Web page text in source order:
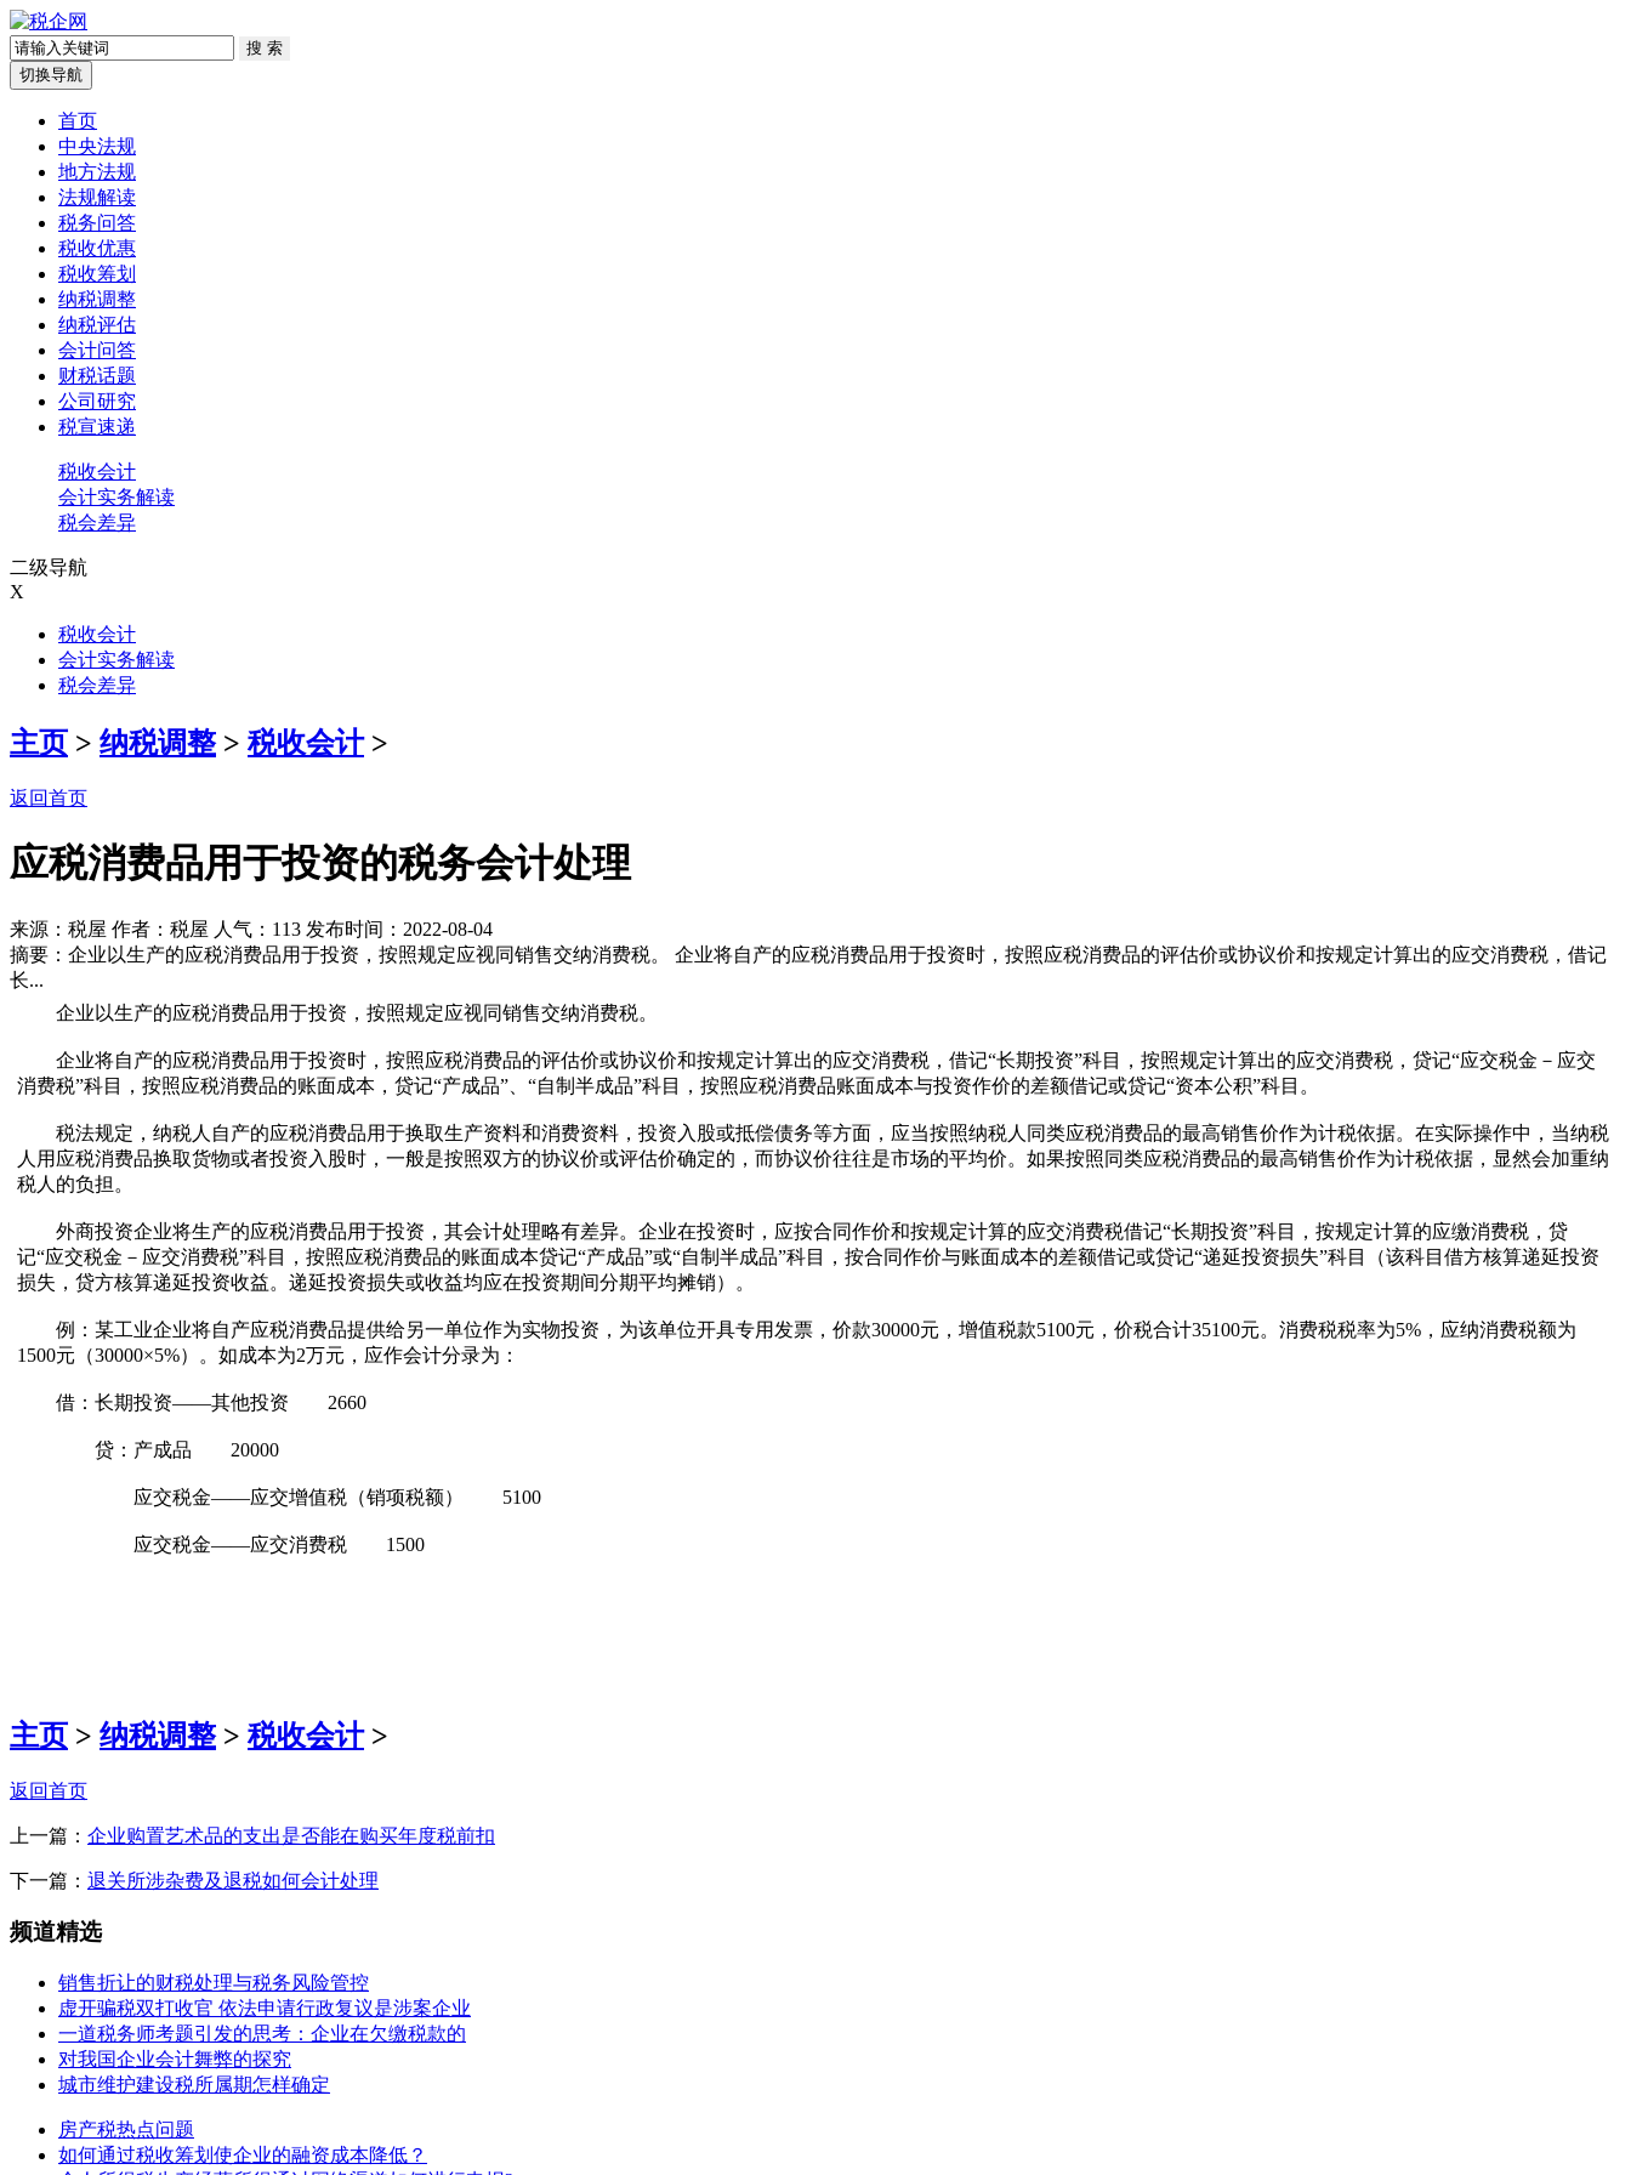
切换导航
首页
中央法规
地方法规
法规解读
税务问答
税收优惠
税收筹划
纳税调整
纳税评估
会计问答
财税话题
公司研究
税宣速递
税收会计
会计实务解读
税会差异
二级导航
X
税收会计
会计实务解读
税会差异
主页 > 纳税调整> 税收会计>
返回首页
应税消费品用于投资的税务会计处理
来源：税屋 作者：税屋 人气： 113 发布时间：2022-08-04
摘要：企业以生产的应税消费品用于投资，按照规定应视同销售交纳消费税。 企业将自产的应税消费品用于投资时，按照应税消费品的评估价或协议价和按规定计算出的应交消费税，借记
长...
企业以生产的应税消费品用于投资，按照规定应视同销售交纳消费税。
企业将自产的应税消费品用于投资时，按照应税消费品的评估价或协议价和按规定计算出的应交消费税，借记“长期投资”科目，按照规定计算出的应交消费税，贷记“应交税金－应交
消费税”科目，按照应税消费品的账面成本，贷记“产成品”、“自制半成品”科目，按照应税消费品账面成本与投资作价的差额借记或贷记“资本公积”科目。
税法规定，纳税人自产的应税消费品用于换取生产资料和消费资料，投资入股或抵偿债务等方面，应当按照纳税人同类应税消费品的最高销售价作为计税依据。在实际操作中，当纳税
人用应税消费品换取货物或者投资入股时，一般是按照双方的协议价或评估价确定的，而协议价往往是市场的平均价。如果按照同类应税消费品的最高销售价作为计税依据，显然会加重纳
税人的负担。
外商投资企业将生产的应税消费品用于投资，其会计处理略有差异。企业在投资时，应按合同作价和按规定计算的应交消费税借记“长期投资”科目，按规定计算的应缴消费税，贷
记“应交税金－应交消费税”科目，按照应税消费品的账面成本贷记“产成品”或“自制半成品”科目，按合同作价与账面成本的差额借记或贷记“递延投资损失”科目（该科目借方核算递延投资
损失，贷方核算递延投资收益。递延投资损失或收益均应在投资期间分期平均摊销）。
例：某工业企业将自产应税消费品提供给另一单位作为实物投资，为该单位开具专用发票，价款30000元，增值税款5100元，价税合计35100元。消费税税率为5%，应纳消费税额为
1500元（30000×5%）。如成本为2万元，应作会计分录为：
借：长期投资——其他投资 2660
贷：产成品 20000
应交税金——应交增值税（销项税额） 5100
应交税金——应交消费税 1500
主页 > 纳税调整> 税收会计>
返回首页
上一篇： 企业购置艺术品的支出是否能在购买年度税前扣
下一篇： 退关所涉杂费及退税如何会计处理
频道精选
销售折让的财税处理与税务风险管控
虚开骗税双打收官 依法申请行政复议是涉案企业
一道税务师考题引发的思考：企业在欠缴税款的
对我国企业会计舞弊的探究
城市维护建设税所属期怎样确定
房产税热点问题
如何通过税收筹划使企业的融资成本降低？